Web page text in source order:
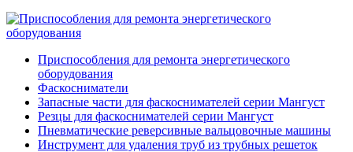
Приспособления для ремонта энергетического
оборудования
Фаскосниматели
Запасные части для фаскоснимателей серии Мангуст
Резцы для фаскоснимателей серии Мангуст
Пневматические реверсивные вальцовочные машины
Инструмент для удаления труб из трубных решеток